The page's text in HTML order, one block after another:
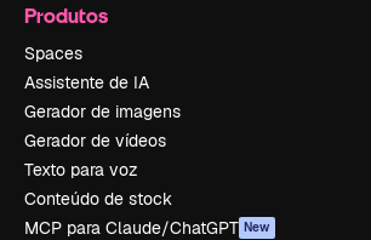
Produtos
Spaces
Assistente de IA
Gerador de imagens
Gerador de vídeos
Texto para voz
Conteúdo de stock
MCP para Claude/ChatGPT New